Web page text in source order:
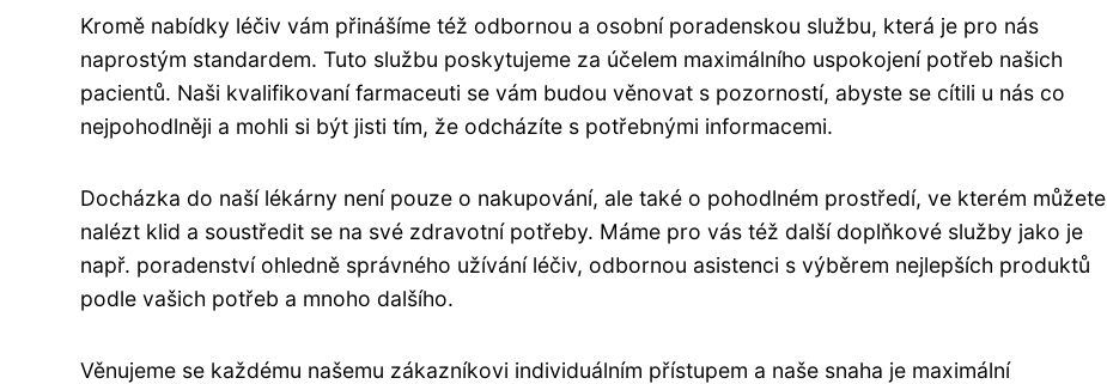
Kromě nabídky léčiv vám přinášíme též odbornou a osobní poradenskou službu, která je pro nás
naprostým standardem. Tuto službu poskytujeme za účelem maximálního uspokojení potřeb našich
pacientů. Naši kvalifikovaní farmaceuti se vám budou věnovat s pozorností, abyste se cítili u nás co
nejpohodlněji a mohli si být jisti tím, že odcházíte s potřebnými informacemi.
Docházka do naší lékárny není pouze o nakupování, ale také o pohodlném prostředí, ve kterém můžete
nalézt klid a soustředit se na své zdravotní potřeby. Máme pro vás též další doplňkové služby jako je
např. poradenství ohledně správného užívání léčiv, odbornou asistenci s výběrem nejlepších produktů
podle vašich potřeb a mnoho dalšího.
Věnujeme se každému našemu zákazníkovi individuálním přístupem a naše snaha je maximální